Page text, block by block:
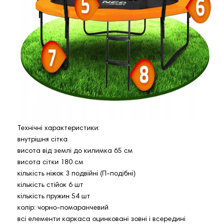
Технічні характеристики:
внутрішня сітка
висота від землі до килимка 65 см
висота сітки 180 см
кількість ніжок 3 подвійні (П-подібні)
кількість стійок 6 шт
кількість пружин 54 шт
колір: чорно-помаранчевий
всі елементи каркаса оцинковані зовні і всередині